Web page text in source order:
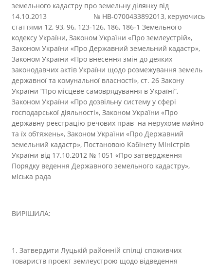
земельного кадастру про земельну ділянку від
14.10.2013 № НВ-0700433892013, керуючись
статтями 12, 93, 96, 123-126, 186, 186-1 Земельного
кодексу України, Законом України «Про землеустрій»,
Законом України «Про Державний земельний кадастр»,
Законом України «Про внесення змін до деяких
законодавчих актів України щодо розмежування земель
державної та комунальної власності», ст. 26 Закону
України “Про місцеве самоврядування в Україні”,
Законом України «Про дозвільну систему у сфері
господарської діяльності», Законом України «Про
державну реєстрацію речових прав на нерухоме майно
та їх обтяжень», Законом України «Про Державний
земельний кадастр», Постановою Кабінету Міністрів
України від 17.10.2012 № 1051 «Про затвердження
Порядку ведення Державного земельного кадастру»,
міська рада
ВИРІШИЛА:
1. Затвердити Луцькій районній спілці споживчих
товариств проект землеустрою щодо відведення